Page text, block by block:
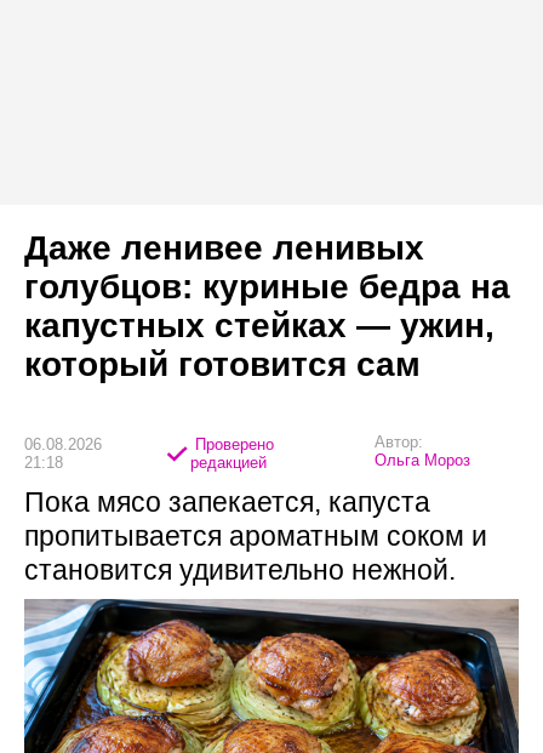
Даже ленивее ленивых
голубцов: куриные бедра на
капустных стейках — ужин,
который готовится сам
06.08.2026
21:18
Проверено
редакцией
Автор:
Ольга Мороз
Пока мясо запекается, капуста
пропитывается ароматным соком и
становится удивительно нежной.